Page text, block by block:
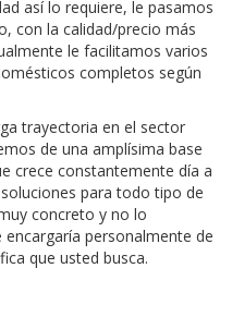
así lo requiere, le pasamos
con la calidad/precio más
le facilitamos varios
completos según
trayectoria en el sector
de una amplísima base
crece constantemente día a
para todo tipo de
concreto y no lo
personalmente de
que usted busca.